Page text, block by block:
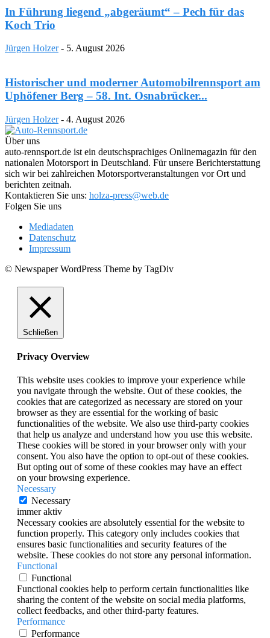
In Führung liegend „abgeräumt“ – Pech für das
Koch Trio
Jürgen Holzer - 5. August 2026
Historischer und moderner Automobilrennsport am
Uphöfener Berg – 58. Int. Osnabrücker...
Jürgen Holzer - 4. August 2026
Über uns
auto-rennsport.de ist ein deutschsprachiges Onlinemagazin für den
nationalen Motorsport in Deutschland. Für unsere Berichterstattung
sich wir bei zahlreichen Motorsportveranstaltungen vor Ort und
berichten zeitnah.
Kontaktieren Sie uns: holza-press@web.de
Folgen Sie uns
Mediadaten
Datenschutz
Impressum
© Newspaper WordPress Theme by TagDiv
Schließen
Privacy Overview
This website uses cookies to improve your experience while
you navigate through the website. Out of these cookies, the
cookies that are categorized as necessary are stored on your
browser as they are essential for the working of basic
functionalities of the website. We also use third-party cookies
that help us analyze and understand how you use this website.
These cookies will be stored in your browser only with your
consent. You also have the option to opt-out of these cookies.
But opting out of some of these cookies may have an effect
on your browsing experience.
Necessary
Necessary
immer aktiv
Necessary cookies are absolutely essential for the website to
function properly. This category only includes cookies that
ensures basic functionalities and security features of the
website. These cookies do not store any personal information.
Functional
Functional
Functional cookies help to perform certain functionalities like
sharing the content of the website on social media platforms,
collect feedbacks, and other third-party features.
Performance
Performance